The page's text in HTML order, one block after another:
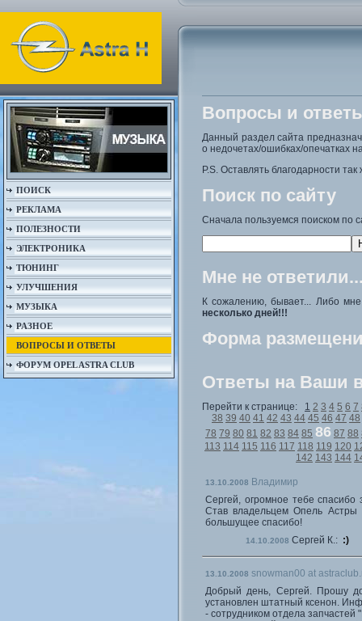
ПОИСК
РЕКЛАМА
ПОЛЕЗНОСТИ
ЭЛЕКТРОНИКА
ТЮНИНГ
УЛУЧШЕНИЯ
МУЗЫКА
РАЗНОЕ
ВОПРОСЫ И ОТВЕТЫ
ФОРУМ OPEL ASTRA CLUB
Вопросы и
Данный раздел сайта
о недочетах/ошибках/опечатках
P.S. Оставлять благодарности
Поиск по сайту
Сначала пользуемся поиском по
Мне не
К сожалению, бывает... Либо
несколько дней!!!
Форма
Ответы на Ваши
Перейти к странице: 1 2 3 4 5 6 7
38 39 40 41 42 43 44 45 46 47 48
78 79 80 81 82 83 84 85 86 87 88
113 114 115 116 117 118 119 120
142 143 144
13.10.2008 Владимир
Сергей, огромное тебе
Став владельцем Опель
большущее спасибо!
14.10.2008 Сергей К.: :)
13.10.2008 snowman00 at
Добрый день, Сергей. Прошу
установлен штатный ксенон.
- сотрудником отдела